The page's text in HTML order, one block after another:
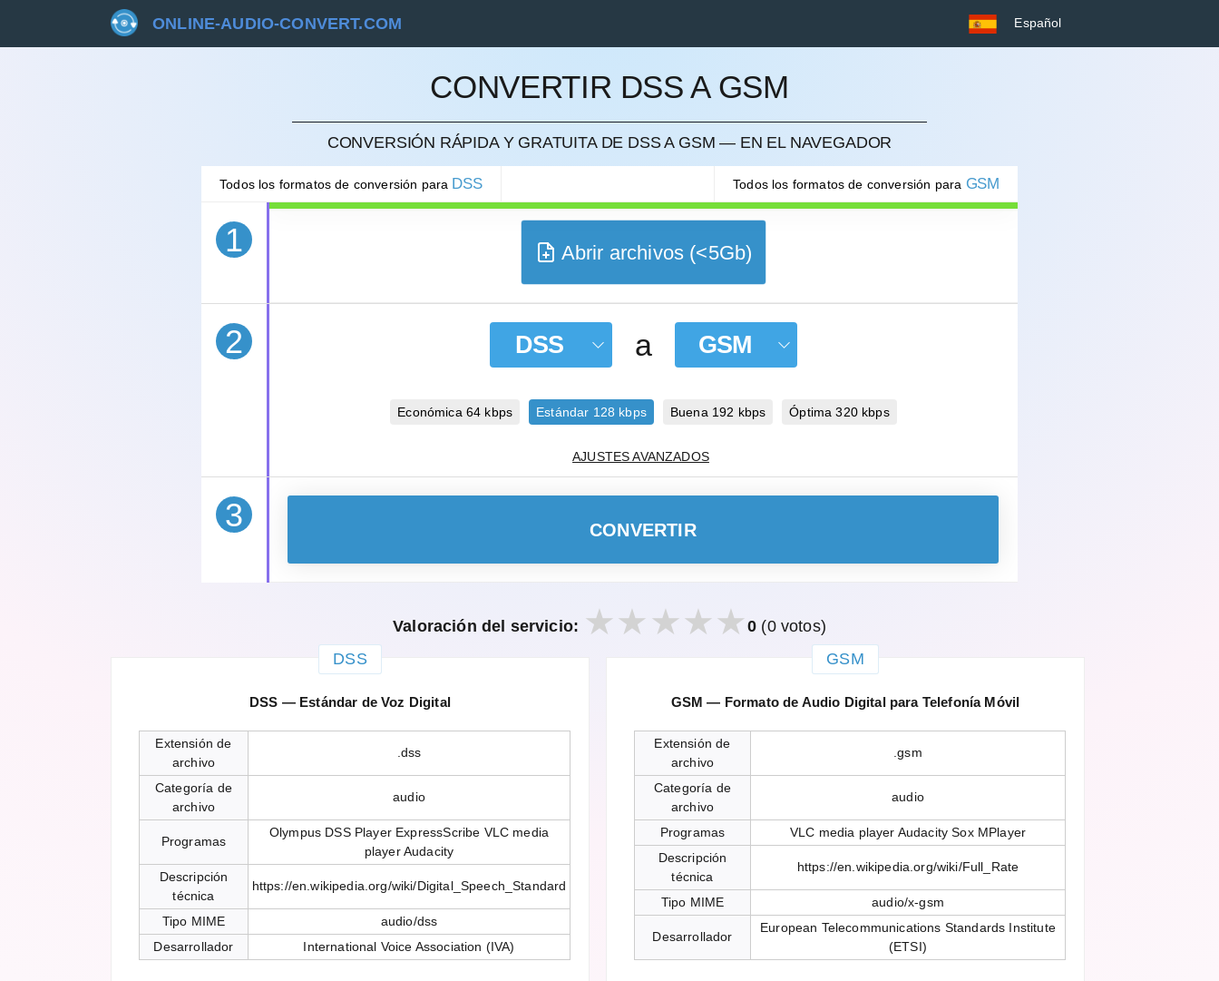
ONLINE-AUDIO-CONVERT.COM Español
CONVERTIR DSS A GSM
CONVERSIÓN RÁPIDA Y GRATUITA DE DSS A GSM — EN EL NAVEGADOR
Todos los formatos de conversión para DSS Todos los formatos de conversión para GSM
1
CANCELAR
Abrir archivos (<5Gb)
2 DSS a GSM
Económica 64 kbps Estándar 128 kbps Buena 192 kbps Óptima 320 kbps
AJUSTES AVANZADOS
3 CONVERTIR
Valoración del servicio: 0 (0 votos)
DSS
DSS — Estándar de Voz Digital
Extensión de
archivo
.dss
Categoría de
archivo
audio
Programas
Olympus DSS Player ExpressScribe VLC media
player Audacity
Descripción
técnica
https://en.wikipedia.org/wiki/Digital_Speech_Standard
Tipo MIME
audio/dss
Desarrollador
International Voice Association (IVA)
GSM
GSM — Formato de Audio Digital para Telefonía Móvil
Extensión de
archivo
.gsm
Categoría de
archivo
audio
Programas
VLC media player Audacity Sox MPlayer
Descripción
técnica
https://en.wikipedia.org/wiki/Full_Rate
Tipo MIME audio/x-gsm
Desarrollador
European Telecommunications Standards Institute
(ETSI)